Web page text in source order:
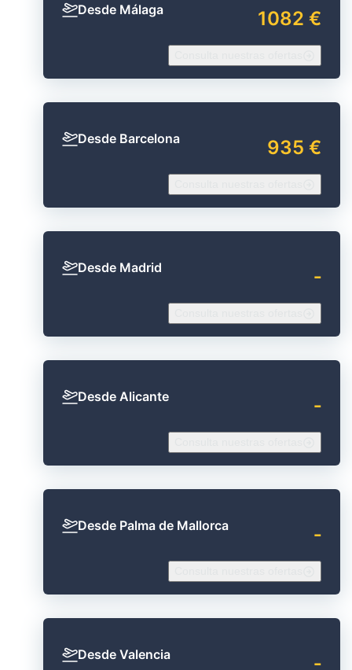
Desde Málaga 1082 €
Desde Barcelona 935 €
Desde Madrid ‐
Desde Alicante ‐
Desde Palma de Mallorca ‐
Desde Valencia ‐